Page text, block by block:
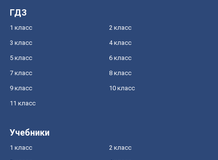
ГДЗ
1 класс 2 класс
3 класс 4 класс
5 класс 6 класс
7 класс 8 класс
9 класс 10 класс
11 класс
Учебники
1 класс 2 класс